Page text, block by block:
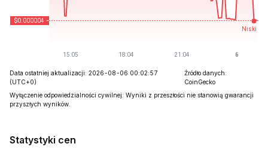
Data ostatniej aktualizacji: 2026-08-06 00:02:57
(UTC+0)
Źródło danych:
CoinGecko
Wyłączenie odpowiedzialności cywilnej: Wyniki z przeszłości nie stanowią gwarancji
przyszłych wyników.
Statystyki cen